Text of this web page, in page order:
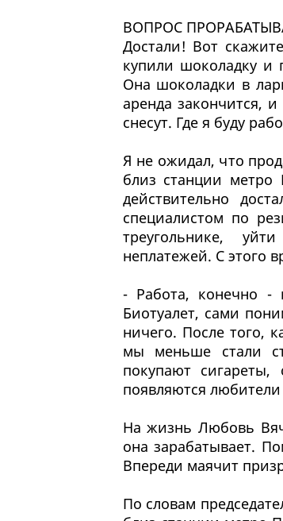
ВОПРОС
Достали! Вот
купили шоколадку
Она шоколадки в
аренда закончится,
снесут. Где я буду
Я не ожидал, что
близ станции
действительно
специалистом по
треугольнике,
неплатежей. С этого
- Работа, конечно -
Биотуалет, сами
ничего. После того,
мы меньше стали
покупают
появляются
На жизнь Любовь
она зарабатывает.
Впереди маячит
По словам